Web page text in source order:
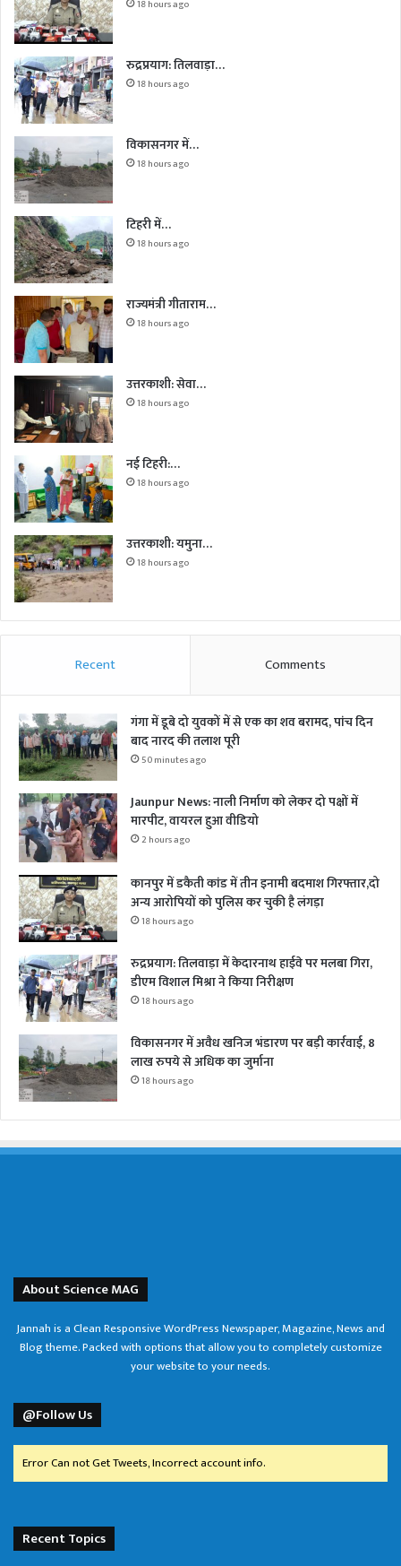
18 hours ago
रुद्रप्रयाग: तिलवाड़ा…
18 hours ago
विकासनगर में…
18 hours ago
टिहरी में…
18 hours ago
राज्यमंत्री गीताराम…
18 hours ago
उत्तरकाशी: सेवा…
18 hours ago
नई टिहरी:…
18 hours ago
उत्तरकाशी: यमुना…
18 hours ago
Recent Comments
गंगा में डूबे दो युवकों में से एक का शव बरामद, पांच दिन
बाद नारद की तलाश पूरी
50 minutes ago
Jaunpur News: नाली निर्माण को लेकर दो पक्षों में
मारपीट, वायरल हुआ वीडियो
2 hours ago
कानपुर में डकैती कांड में तीन इनामी बदमाश गिरफ्तार,दो
अन्य आरोपियों को पुलिस कर चुकी है लंगड़ा
18 hours ago
रुद्रप्रयाग: तिलवाड़ा में केदारनाथ हाईवे पर मलबा गिरा,
डीएम विशाल मिश्रा ने किया निरीक्षण
18 hours ago
विकासनगर में अवैध खनिज भंडारण पर बड़ी कार्रवाई, 8
लाख रुपये से अधिक का जुर्माना
18 hours ago
About Science MAG
Jannah is a Clean Responsive WordPress Newspaper, Magazine, News and
Blog theme. Packed with options that allow you to completely customize
your website to your needs.
@Follow Us
Error Can not Get Tweets, Incorrect account info.
Recent Topics